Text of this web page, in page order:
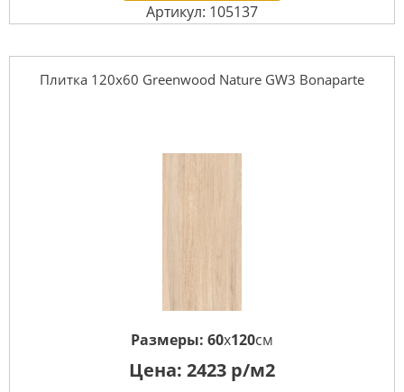
Артикул: 105137
Плитка 120x60 Greenwood Nature GW3 Bonaparte
Размеры: 60x120см
Цена: 2423 р/м2